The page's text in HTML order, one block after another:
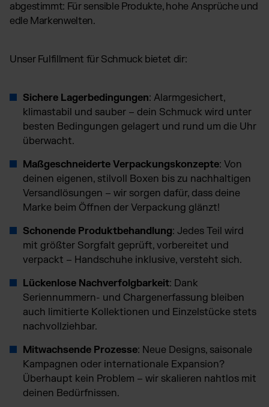
abgestimmt: Für sensible Produkte, hohe Ansprüche und
edle Markenwelten.
Unser Fulfillment für Schmuck bietet dir:
Sichere Lagerbedingungen: Alarmgesichert,
klimastabil und sauber – dein Schmuck wird unter
besten Bedingungen gelagert und rund um die Uhr
überwacht.
Maßgeschneiderte Verpackungskonzepte: Von
deinen eigenen, stilvoll Boxen bis zu nachhaltigen
Versandlösungen – wir sorgen dafür, dass deine
Marke beim Öffnen der Verpackung glänzt!
Schonende Produktbehandlung: Jedes Teil wird
mit größter Sorgfalt geprüft, vorbereitet und
verpackt – Handschuhe inklusive, versteht sich.
Lückenlose Nachverfolgbarkeit: Dank
Seriennummern- und Chargenerfassung bleiben
auch limitierte Kollektionen und Einzelstücke stets
nachvollziehbar.
Mitwachsende Prozesse: Neue Designs, saisonale
Kampagnen oder internationale Expansion?
Überhaupt kein Problem – wir skalieren nahtlos mit
deinen Bedürfnissen.